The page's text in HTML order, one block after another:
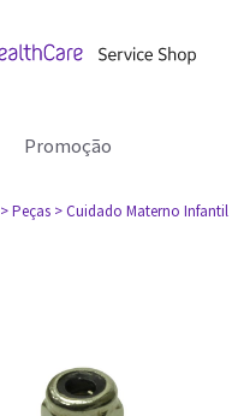
Promoção
> Peças > Cuidado Materno Infantil